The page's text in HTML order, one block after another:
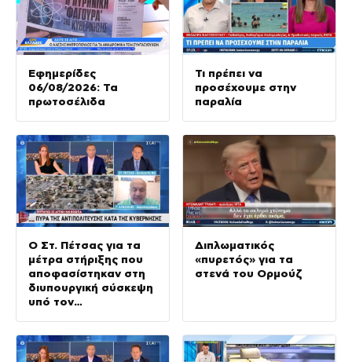
Εφημερίδες
06/08/2026: Τα
πρωτοσέλιδα
Τι πρέπει να
προσέχουμε στην
παραλία
Ο Στ. Πέτσας για τα
μέτρα στήριξης που
αποφασίστηκαν στη
διυπουργική σύσκεψη
υπό τον
Διπλωματικός
«πυρετός» για τα
στενά του Ορμούζ